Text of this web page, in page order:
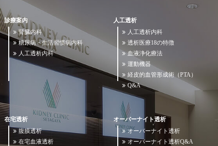
診療案内
腎臓内科
糖尿病・生活習慣病内科
人工透析内科
人工透析
人工透析内科
透析医療18の特徴
血液浄化療法
運動機器
経皮的血管形成術（PTA）
Q&A
在宅透析
腹膜透析
在宅血液透析
オーバーナイト透析
オーバーナイト透析
オーバーナイト透析Q&A